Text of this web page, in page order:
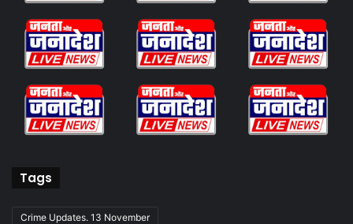
Tags
Crime Updates. 13 November